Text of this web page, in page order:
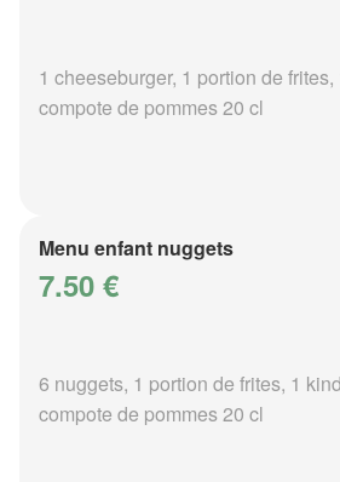
1 cheeseburger, 1 portion de
compote de pommes 20 cl
Menu enfant nuggets
7.50 €
6 nuggets, 1 portion de frites, 1
compote de pommes 20 cl